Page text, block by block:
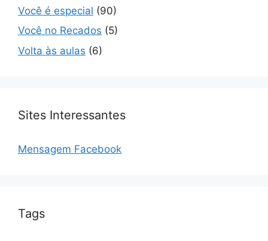
Você é especial (90)
Você no Recados (5)
Volta às aulas (6)
Sites Interessantes
Mensagem Facebook
Tags